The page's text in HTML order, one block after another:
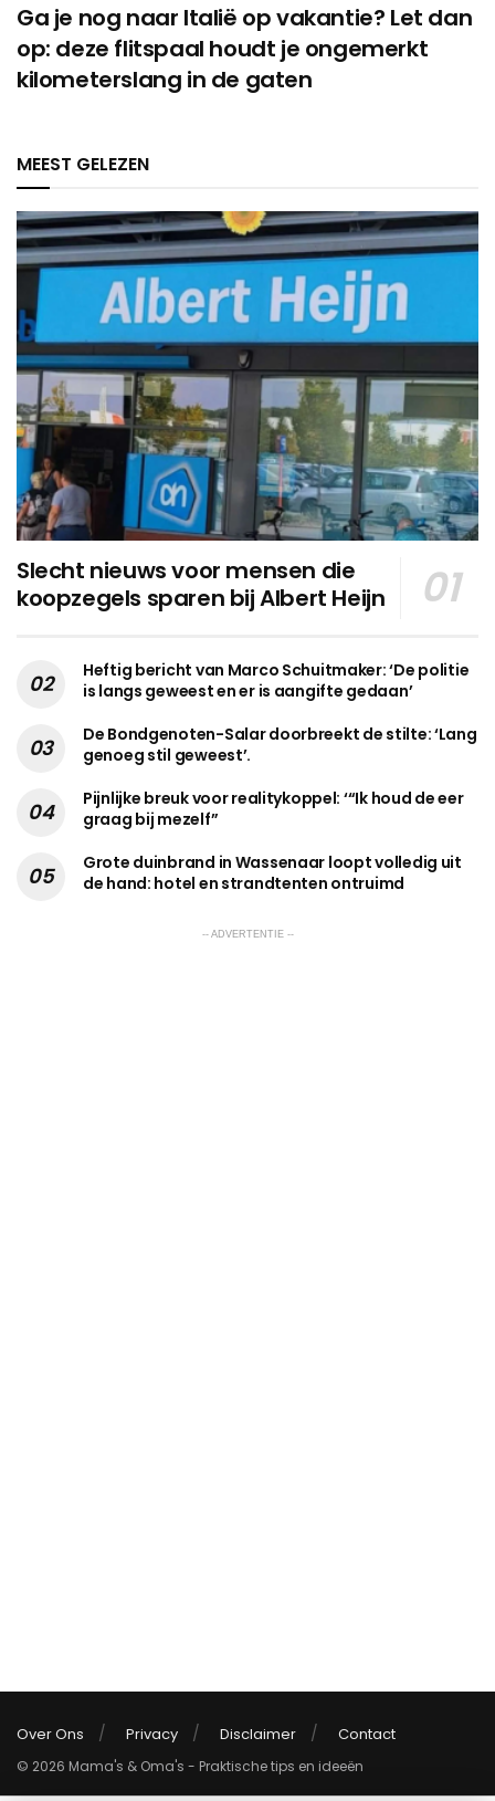
Ga je nog naar Italië op vakantie? Let dan
op: deze flitspaal houdt je ongemerkt
kilometerslang in de gaten
MEEST GELEZEN
Slecht nieuws voor mensen die
koopzegels sparen bij Albert Heijn
Heftig bericht van Marco Schuitmaker: ‘De politie
is langs geweest en er is aangifte gedaan’
De Bondgenoten-Salar doorbreekt de stilte: ‘Lang
genoeg stil geweest’.
Pijnlijke breuk voor realitykoppel: ‘“Ik houd de eer
graag bij mezelf”
Grote duinbrand in Wassenaar loopt volledig uit
de hand: hotel en strandtenten ontruimd
-- ADVERTENTIE --
Over Ons Privacy Disclaimer Contact
© 2026 Mama's & Oma's - Praktische tips en ideeën